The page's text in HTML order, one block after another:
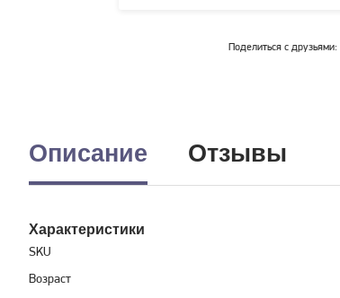
Поделиться с друзьями:
Описание Отзывы
Характеристики
SKU
Возраст